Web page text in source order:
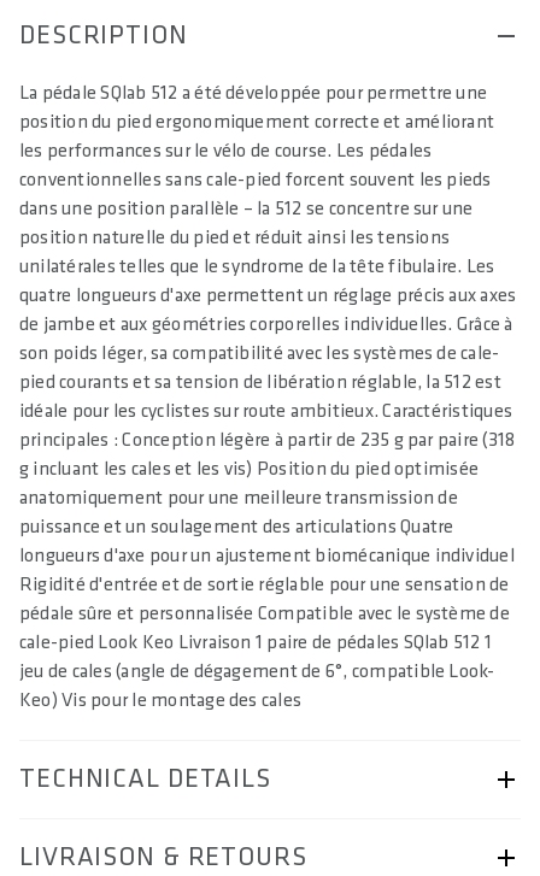
DESCRIPTION
La pédale SQlab 512 a été développée pour permettre une
position du pied ergonomiquement correcte et améliorant
les performances sur le vélo de course. Les pédales
conventionnelles sans cale-pied forcent souvent les pieds
dans une position parallèle – la 512 se concentre sur une
position naturelle du pied et réduit ainsi les tensions
unilatérales telles que le syndrome de la tête fibulaire. Les
quatre longueurs d'axe permettent un réglage précis aux axes
de jambe et aux géométries corporelles individuelles. Grâce à
son poids léger, sa compatibilité avec les systèmes de cale-
pied courants et sa tension de libération réglable, la 512 est
idéale pour les cyclistes sur route ambitieux. Caractéristiques
principales : Conception légère à partir de 235 g par paire (318
g incluant les cales et les vis) Position du pied optimisée
anatomiquement pour une meilleure transmission de
puissance et un soulagement des articulations Quatre
longueurs d'axe pour un ajustement biomécanique individuel
Rigidité d'entrée et de sortie réglable pour une sensation de
pédale sûre et personnalisée Compatible avec le système de
cale-pied Look Keo Livraison 1 paire de pédales SQlab 512 1
jeu de cales (angle de dégagement de 6°, compatible Look-
Keo) Vis pour le montage des cales
TECHNICAL DETAILS
ARTICLE NUMBER
LIVRAISON & RETOURS